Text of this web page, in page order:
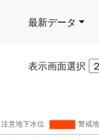
最新データ
表示画面選択